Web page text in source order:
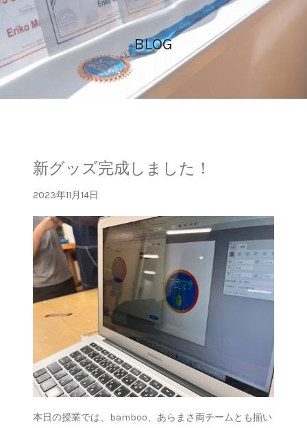
BLOG
新グッズ完成しました！
2023年11月14日
本日の授業では、bamboo、あらまさ両チームとも揃い